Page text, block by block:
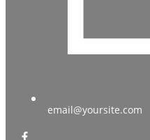
email@yoursite.com